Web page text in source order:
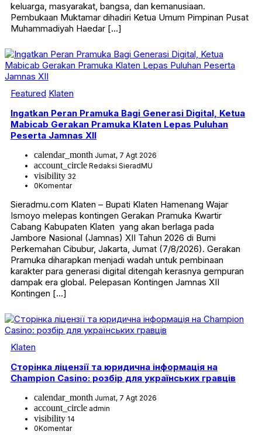
keluarga, masyarakat, bangsa, dan kemanusiaan.
Pembukaan Muktamar dihadiri Ketua Umum Pimpinan Pusat
Muhammadiyah Haedar […]
Featured Klaten
Ingatkan Peran Pramuka Bagi Generasi Digital, Ketua
Mabicab Gerakan Pramuka Klaten Lepas Puluhan
Peserta Jamnas XII
calendar_month Jumat, 7 Agt 2026
account_circle Redaksi SieradMU
visibility 32
0Komentar
Sieradmu.com Klaten – Bupati Klaten Hamenang Wajar
Ismoyo melepas kontingen Gerakan Pramuka Kwartir
Cabang Kabupaten Klaten yang akan berlaga pada
Jambore Nasional (Jamnas) XII Tahun 2026 di Bumi
Perkemahan Cibubur, Jakarta, Jumat (7/8/2026). Gerakan
Pramuka diharapkan menjadi wadah untuk pembinaan
karakter para generasi digital ditengah kerasnya gempuran
dampak era global. Pelepasan Kontingen Jamnas XII
Kontingen […]
Klaten
Сторінка ліцензії та юридична інформація на
Champion Casino: розбір для українських гравців
calendar_month Jumat, 7 Agt 2026
account_circle admin
visibility 14
0Komentar